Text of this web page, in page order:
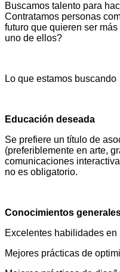
Buscamos talento para
Contratamos personas
futuro que quieren ser
uno de ellos?
Lo que estamos buscando
Educación deseada
Se prefiere un título de
(preferiblemente en arte,
comunicaciones
no es obligatorio.
Conocimientos
Excelentes habilidades en
Mejores prácticas de